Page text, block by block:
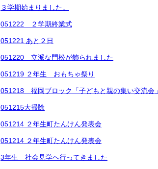
３学期始まりました。
051222 ２学期終業式
051221 あと２日
051220 立派な門松が飾られました
051219 ２年生 おもちゃ祭り
051218 福岡ブロック「子どもと親の集い交流会」
051215大掃除
051214 ２年生町たんけん発表会
051214 ２年生町たんけん発表会
3年生 社会見学へ行ってきました